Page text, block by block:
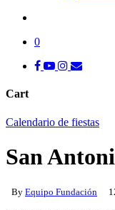
0
facebook
youtube
instagram
tiktok
email
Cart
Close
Calendario de fiestas
San
By Equipo Fundación